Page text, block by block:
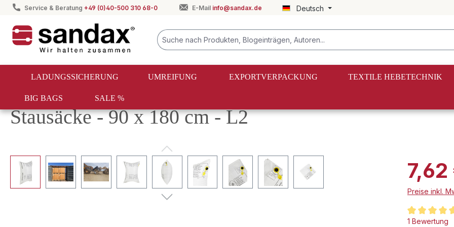
Zur Hauptnavigation springen
Service & Beratung +49 (0)40-500 310 68-0 E-Mail info@sandax.de Deutsch
LADUNGSSICHERUNG UMREIFUNG EXPORTVERPACKUNG TEXTILE HEBETECHNIK
BIG BAGS SALE %
Ladungssicherung Stausäcke
Stausäcke - 90 x 180 cm - L2
Bildergalerie überspringen
Preise inkl.
1 Bewertung